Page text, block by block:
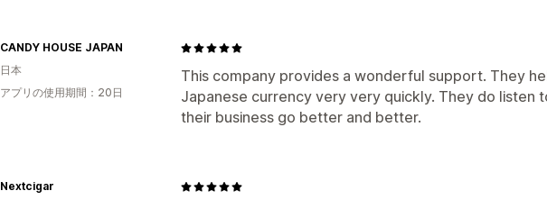
This company provides a wonderful support. They
Japanese currency very very quickly. They do listen
their business go better and better.
CANDY HOUSE JAPAN
日本
アプリの使用期間：20日
Nextcigar